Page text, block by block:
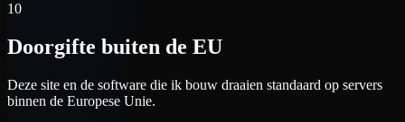
10
Doorgifte buiten de EU
Deze site en de software die ik bouw draaien standaard op servers
binnen de Europese Unie.